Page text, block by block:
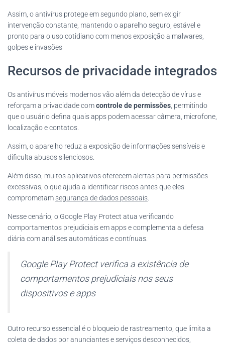
Assim, o antivírus protege em segundo plano, sem exigir
intervenção constante, mantendo o aparelho seguro, estável e
pronto para o uso cotidiano com menos exposição a malwares,
golpes e invasões
Recursos de privacidade integrados
Os antivírus móveis modernos vão além da detecção de vírus e
reforçam a privacidade comcontrole de permissões , permitindo
que o usuário defina quais apps podem acessar câmera, microfone,
localização e contatos.
Assim, o aparelho reduz a exposição de informações sensíveis e
dificulta abusos silenciosos.
Além disso, muitos aplicativos oferecem alertas para permissões
excessivas, o que ajuda a identificar riscos antes que eles
comprometamsegurança de dados pessoais
Nesse cenário, o Google Play Protect atua verificando
comportamentos prejudiciais em apps e complementa a defesa
diária com análises automáticas e contínuas.
Google Play Protect verifica a existência de
comportamentos prejudiciais nos seus
dispositivos e apps
Outro recurso essencial é o bloqueio de rastreamento, que limita a
coleta de dados por anunciantes e serviços desconhecidos,